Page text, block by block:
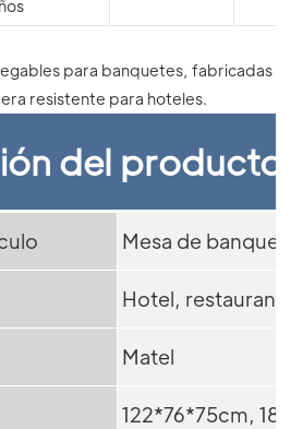
del producto
Mesa de banquete
Hotel,
Matel
122*76*75cm,